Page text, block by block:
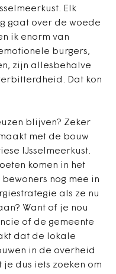
Elk
gaat over de woede
ik enorm van
burgers,
zijn allesbehalve
Dat kon
blijven? Zeker
met de bouw
IJsselmeerkust.
komen in het
nog mee in
als ze nu
Want of je nou
of de gemeente
dat de lokale
in de overheid
je dus iets zoeken om